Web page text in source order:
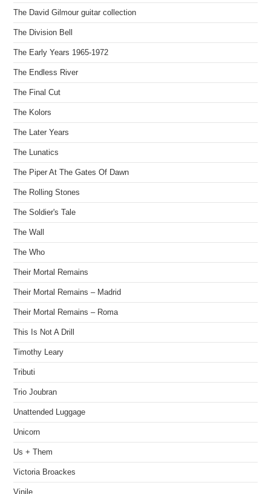
The David Gilmour guitar collection
The Division Bell
The Early Years 1965-1972
The Endless River
The Final Cut
The Kolors
The Later Years
The Lunatics
The Piper At The Gates Of Dawn
The Rolling Stones
The Soldier's Tale
The Wall
The Who
Their Mortal Remains
Their Mortal Remains – Madrid
Their Mortal Remains – Roma
This Is Not A Drill
Timothy Leary
Tributi
Trio Joubran
Unattended Luggage
Unicorn
Us + Them
Victoria Broackes